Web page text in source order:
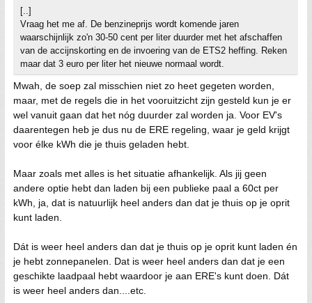
[..]
Vraag het me af. De benzineprijs wordt komende jaren
waarschijnlijk zo'n 30-50 cent per liter duurder met het afschaffen
van de accijnskorting en de invoering van de ETS2 heffing. Reken
maar dat 3 euro per liter het nieuwe normaal wordt.
Mwah, de soep zal misschien niet zo heet gegeten worden,
maar, met de regels die in het vooruitzicht zijn gesteld kun je er
wel vanuit gaan dat het nóg duurder zal worden ja. Voor EV's
daarentegen heb je dus nu de ERE regeling, waar je geld krijgt
voor élke kWh die je thuis geladen hebt.
Maar zoals met alles is het situatie afhankelijk. Als jij geen
andere optie hebt dan laden bij een publieke paal a 60ct per
kWh, ja, dat is natuurlijk heel anders dan dat je thuis op je oprit
kunt laden.
Dát is weer heel anders dan dat je thuis op je oprit kunt laden én
je hebt zonnepanelen. Dat is weer heel anders dan dat je een
geschikte laadpaal hebt waardoor je aan ERE's kunt doen. Dát
is weer heel anders dan....etc.